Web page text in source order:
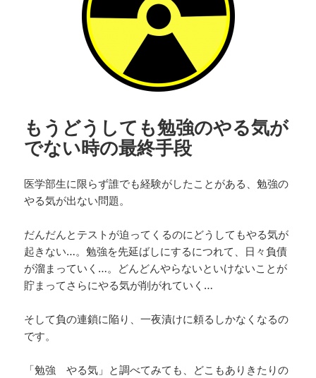
もうどうしても勉強のやる気が
でない時の最終手段
医学部生に限らず誰でも経験がしたことがある、勉強の
やる気が出ない問題。
だんだんとテストが迫ってくるのにどうしてもやる気が
起きない…。勉強を先延ばしにするにつれて、日々負債
が溜まっていく…。どんどんやらないといけないことが
貯まってさらにやる気が削がれていく…
そして負の連鎖に陥り、一夜漬けに頼るしかなくなるの
です。
「勉強 やる気」と調べてみても、どこもありきたりの